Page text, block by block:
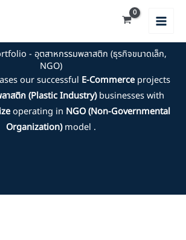
- อุตสาหกรรมพลาสติก (ธุรกิจขนาดเล็ก,
NGO)
our successful E-Commerce projects
าสติก (Plastic Industry)businesses with
operating in NGO (Non-Governmental
Organization)model .